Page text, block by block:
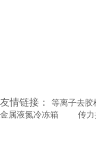
友情链接： 等离子去胶
金属液氮冷冻箱
传